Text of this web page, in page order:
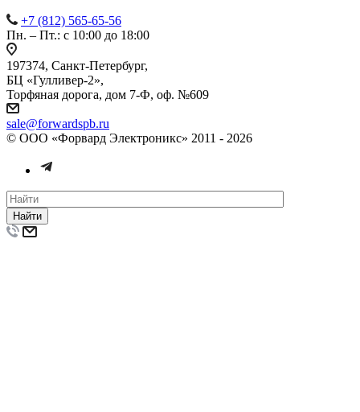
+7 (812) 565-65-56
Пн. – Пт.: с 10:00 до 18:00
197374, Санкт-Петербург,
БЦ «Гулливер-2»,
Торфяная дорога, дом 7-Ф, оф. №609
sale@forwardspb.ru
© ООО «Форвард Электроникс» 2011 - 2026
Найти